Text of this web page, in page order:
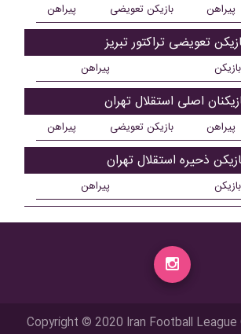
پیراهن بازیکن تعویضی پیراهن
تعویضی تراکتور تبریز
پیراهن
اصلی استقلال تهران
پیراهن بازیکن تعویضی پیراهن
ذحیره استقلال تهران
پیراهن
Copyright © 2020 Iran Football League